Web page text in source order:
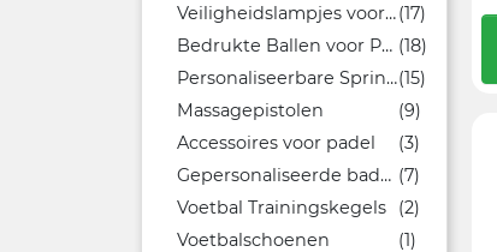
Veiligheidslampjes voor buitenactiviteiten(17)
Bedrukte Ballen voor Promotionele Doeleinden (18)
Personaliseerbare Springtouwen voor Sportieve Promotie(15)
Massagepistolen
(9)
Accessoires voor padel
(3)
Gepersonaliseerde badmintonsets met logo (7)
Voetbal Trainingskegels
(2)
Voetbalschoenen
(1)